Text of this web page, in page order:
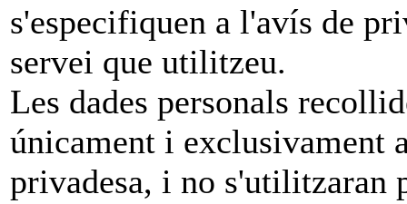
s'especifiquen a l'avís de
servei que utilitzeu.
Les dades personals
únicament i exclusivament
privadesa, i no s'utilitzaran